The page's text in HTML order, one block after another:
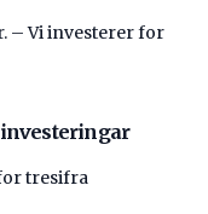
– Vi investerer for
tresifra